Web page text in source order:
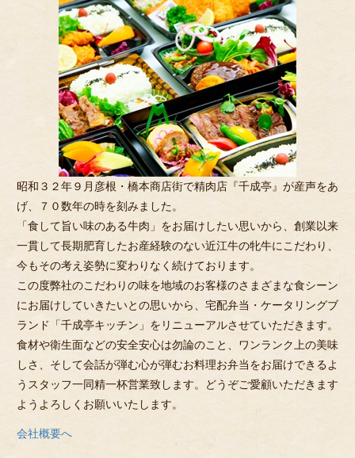
昭和３２年９月彦根・橋本商店街で精肉店『千成亭』が産声をあ
げ、７０数年の時を刻みました。
「食して旨い味のある牛肉」をお届けしたい思いから、創業以来
一貫して長期肥育したお産経験のない近江牛の牝牛にこだわり、
今もその考え姿勢に変わりなく続けております。
この度弊社のこだわりの味を地域のお客様のさまざまな食シーン
にお届けしていきたいとの思いから、宅配弁当・ケータリングブ
ランド「千成亭キッチン」をリニューアルさせていただきます。
食材や衛生面などの安全安心は勿論のこと、ワンランク上の美味
しさ、そして会話が弾む心が弾むお料理お弁当をお届けできるよ
うスタッフ一同精一杯営業致します。どうぞご愛顧いただきます
ようよろしくお願いいたします。
会社概要へ